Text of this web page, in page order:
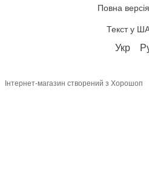
Повна
Текст у
Укр
Інтернет-магазин створений з Хорошоп